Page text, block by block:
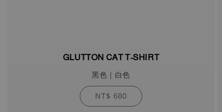
GLUTTON CAT T-SHIRT
黑色｜白色
NT$ 680